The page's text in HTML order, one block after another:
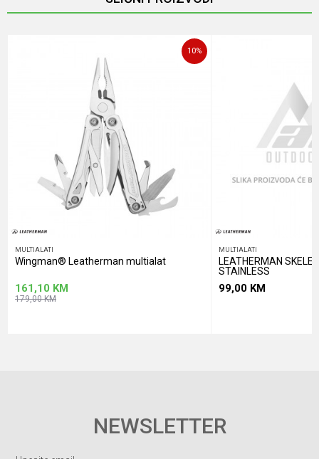
Stainless Steel
10%
MULTIALATI
Wingman® Leatherman multialat
161,10 KM
179,00KM
MULTIALATI
LEATHERMAN
STAINLESS
99,00 KM
NEWSLETTER